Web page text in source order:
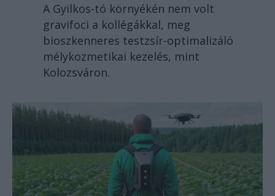
A Gyilkos-tó környékén nem volt
gravifoci a kollégákkal, meg
bioszkenneres testzsír-optimalizáló
mélykozmetikai kezelés, mint
Kolozsváron.